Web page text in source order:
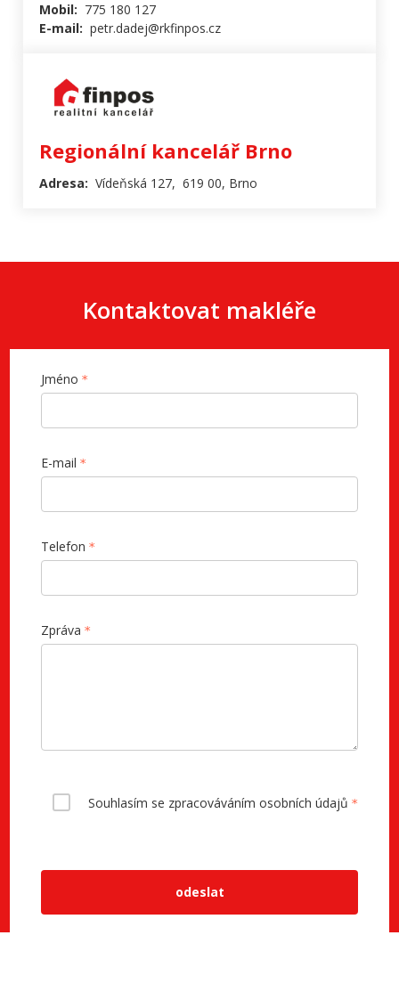
Mobil: 775 180 127
E-mail: petr.dadej@rkfinpos.cz
Regionální kancelář Brno
Adresa: Vídeňská 127, 619 00, Brno
Kontaktovat makléře
Jméno
E-mail
Telefon
Zpráva
Souhlasím se zpracováváním osobních údajů
odeslat